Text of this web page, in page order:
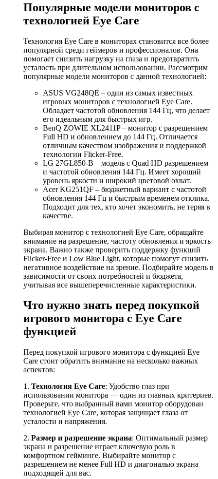
Популярные модели мониторов с
технологией Eye Care
Технология Eye Care в мониторах становится все более
популярной среди геймеров и профессионалов. Она
помогает снизить нагрузку на глаза и предотвратить
усталость при длительном использовании. Рассмотрим
популярные модели мониторов с данной технологией:
ASUS VG248QE – один из самых известных
игровых мониторов с технологией Eye Care.
Обладает частотой обновления 144 Гц, что делает
его идеальным для быстрых игр.
BenQ ZOWIE XL2411P – монитор с разрешением
Full HD и обновлением до 144 Гц. Отличается
отличным качеством изображения и поддержкой
технологии Flicker-Free.
LG 27GL850-B – модель с Quad HD разрешением
и частотой обновления 144 Гц. Имеет хороший
уровень яркости и широкий цветовой охват.
Acer KG251QF – бюджетный вариант с частотой
обновления 144 Гц и быстрым временем отклика.
Подходит для тех, кто хочет экономить, не теряя в
качестве.
Выбирая монитор с технологией Eye Care, обращайте
внимание на разрешение, частоту обновления и яркость
экрана. Важно также проверить поддержку функций
Flicker-Free и Low Blue Light, которые помогут снизить
негативное воздействие на зрение. Подбирайте модель в
зависимости от своих потребностей и бюджета,
учитывая все вышеперечисленные характеристики.
Что нужно знать перед покупкой
игрового монитора с Eye Care
функцией
Перед покупкой игрового монитора с функцией Eye
Care стоит обратить внимание на несколько важных
аспектов:
1. Технология Eye Care: Удобство глаз при
использовании монитора — один из главных критериев.
Проверьте, что выбранный вами монитор оборудован
технологией Eye Care, которая защищает глаза от
усталости и напряжения.
2. Размер и разрешение экрана: Оптимальный размер
экрана и разрешение играет ключевую роль в
комфортном гейминге. Выбирайте монитор с
разрешением не менее Full HD и диагональю экрана
подходящей для вас.